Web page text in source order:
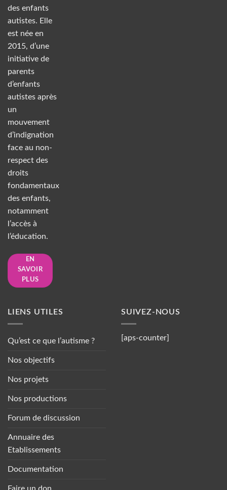
des enfants
autistes. Elle
est née en
2015, d’une
initiative de
parents
d’enfants
autistes après
un
mouvement
d’indignation
face au non-
respect des
droits
fondamentaux
des enfants,
notamment
l’accès à
l’éducation.
EN
SAVOIR
PLUS
LIENS UTILES
Qu’est ce que l’autisme ?
Nos objectifs
Nos projets
Nos productions
Forum de discussion
Annuaire des
Etablissements
Documentation
SUIVEZ-NOUS
[aps-counter]